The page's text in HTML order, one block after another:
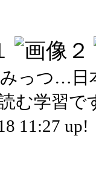
っつ…日
む学習で
11:27 up!